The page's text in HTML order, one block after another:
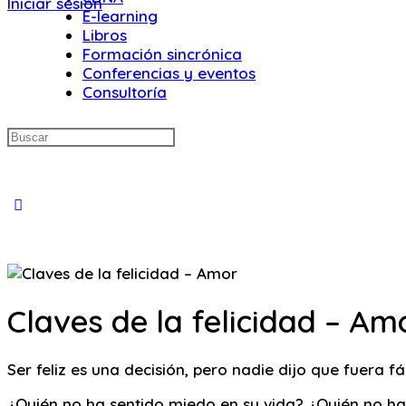
E-learning
Libros
Formación sincrónica
Conferencias y eventos
Consultoría
Buscar:
Claves de la felicidad –
Ser feliz es una decisión, pero nadie dijo que fuera